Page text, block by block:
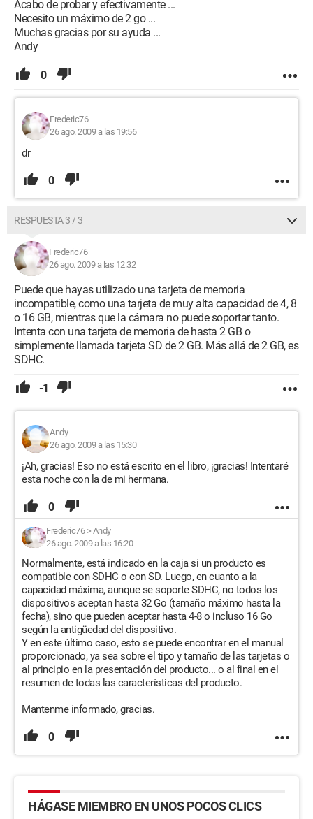
Acabo de probar y efectivamente ...
Necesito un máximo de 2 go ...
Muchas gracias por su ayuda ...
Andy
0
Frederic76
26 ago. 2009 a las 19:56
dr
0
RESPUESTA 3 / 3
Frederic76
26 ago. 2009 a las 12:32
Puede que hayas utilizado una tarjeta de memoria
incompatible, como una tarjeta de muy alta capacidad de 4, 8
o 16 GB, mientras que la cámara no puede soportar tanto.
Intenta con una tarjeta de memoria de hasta 2 GB o
simplemente llamada tarjeta SD de 2 GB. Más allá de 2 GB, es
SDHC.
-1
Andy
26 ago. 2009 a las 15:30
¡Ah, gracias! Eso no está escrito en el libro, ¡gracias! Intentaré
esta noche con la de mi hermana.
0
Frederic76> Andy
26 ago. 2009 a las 16:20
Normalmente, está indicado en la caja si un producto es
compatible con SDHC o con SD. Luego, en cuanto a la
capacidad máxima, aunque se soporte SDHC, no todos los
dispositivos aceptan hasta 32 Go (tamaño máximo hasta la
fecha), sino que pueden aceptar hasta 4-8 o incluso 16 Go
según la antigüedad del dispositivo.
Y en este último caso, esto se puede encontrar en el manual
proporcionado, ya sea sobre el tipo y tamaño de las tarjetas o
al principio en la presentación del producto... o al final en el
resumen de todas las características del producto.
Mantenme informado, gracias.
0
HÁGASE MIEMBRO EN UNOS POCOS CLICS